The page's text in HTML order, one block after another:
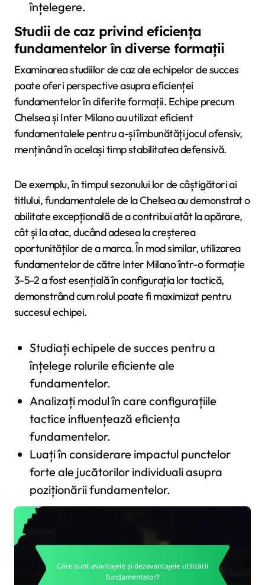
înțelegere.
Studii de caz privind eficiența
fundamentelor în diverse formații
Examinarea studiilor de caz ale echipelor de succes
poate oferi perspective asupra eficienței
fundamentelor în diferite formații. Echipe precum
Chelsea și Inter Milano au utilizat eficient
fundamentalele pentru a-și îmbunătăți jocul ofensiv,
menținând în același timp stabilitatea defensivă.
De exemplu, în timpul sezonului lor de câștigători ai
titlului, fundamentalele de la Chelsea au demonstrat o
abilitate excepțională de a contribui atât la apărare,
cât și la atac, ducând adesea la creșterea
oportunităților de a marca. În mod similar, utilizarea
fundamentelor de către Inter Milano într-o formație
3-5-2 a fost esențială în configurația lor tactică,
demonstrând cum rolul poate fi maximizat pentru
succesul echipei.
Studiați echipele de succes pentru a
înțelege rolurile eficiente ale
fundamentelor.
Analizați modul în care configurațiile
tactice influențează eficiența
fundamentelor.
Luați în considerare impactul punctelor
forte ale jucătorilor individuali asupra
poziționării fundamentelor.